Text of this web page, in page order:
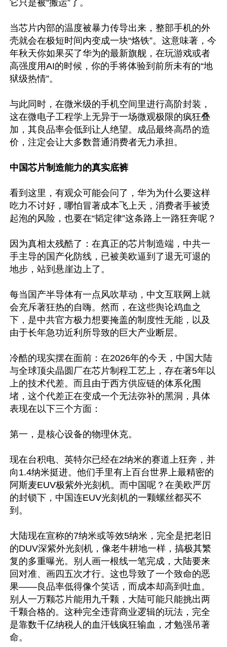
它只是被“搬运”了。
当芯片内部的温度被暴力传导出来，整部手机的外
壳就会在极短时间内变成一块“烙铁”。这意味著，今
年秋天你如果买了华为的最新旗舰，在玩游戏或者
高强度用AI的时候，你的手将体验到前所未有的“地
狱级热情”。
与此同时，在微米级的手机空间里进行高阶封装，
这在微电子工程学上无异于一场微观极限的疯狂叠
加，其良品率会低到让人绝望。成品最终高昂的造
价，注定会让大多数普通消费者无力承担。
中国芯片制造能力的真实底裤
看到这里，有观众可能会问了，华为为什么要这样
吃力不讨好，哪怕冒著成本飞上天，消费者手被烫
起泡的风险，也要在“韬定律”这条路上一路狂奔呢？
因为真相太残酷了：在真正的芯片制造端，中共一
手主导的国产化防线，已被美欧逼到了退无可退的
地步，站到悬崖边上了。
每当国产半导体有一点风吹草动，中文互联网上就
会充斥著狂热的自嗨。然而，在这些舆论鸡血之
下，是中共官方极力想要掩盖的制度性无能，以及
由于长年急功近利所导致的巨大产业断层。
冷酷的现实摆在面前：在2026年的今天，中国大陆
与全球顶尖晶圆厂在芯片制程工艺上，存在著5年以
上的技术代差。而且由于西方供应链的体系化围
堵，这个代差正在变成一个无法弥补的黑洞，具体
表现在以下三个方面：
第一，是核心设备的物理休克。
现在台积电、英特尔已经在2纳米的赛道上狂奔，并
向1.4纳米挺进。他们手里有上百台世界上最精密的
阿斯麦EUV极紫外光刻机。而中国呢？在美欧严厉
的封锁下，中国连EUV光刻机的一颗螺丝都买不
到。
大陆现在宣称的7纳米或等效5纳米，完全是把老旧
的DUV深紫外光刻机，像老牛耕地一样，搞极其繁
复的多重曝光。别人画一根线一笔完成，大陆要来
回对准、画四五次才行。这也导致了一个致命的恶
果——良品率低得像个笑话，而成本却高到吐血。
别人一万颗芯片能用九千颗，大陆可能只能挑出两
千颗合格的。这种完全违背商业逻辑的玩法，完全
是靠数千亿纳税人的血汗钱疯狂输血，才勉强吊著
命。